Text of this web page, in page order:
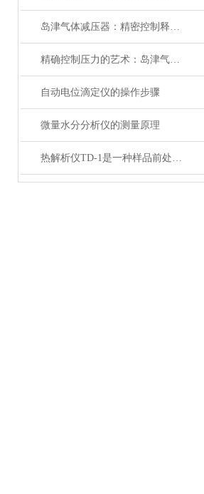
岛津气体减压器：精密控制释放力量的关键
精确控制压力的艺术：岛津气体减压器在现代工业中的应用与展望
自动电位滴定仪的操作步骤
微量水分分析仪的测量原理
热解析仪TD-1是一种样品前处理装置